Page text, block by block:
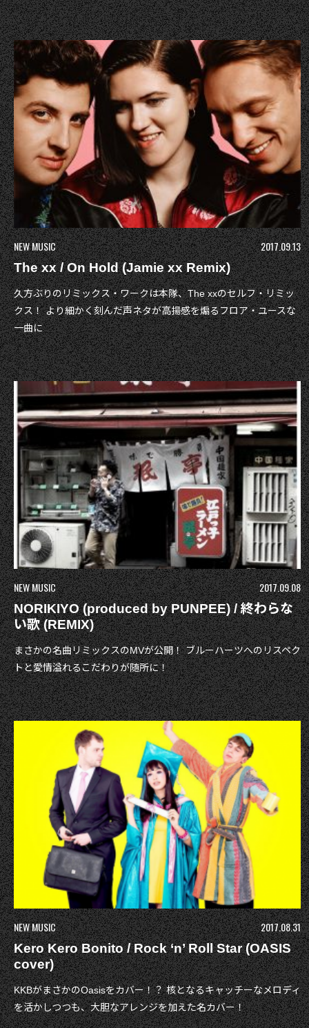
NEW MUSIC
2017.09.13
The xx / On Hold (Jamie xx Remix)
久方ぶりのリミックス・ワークは本隊、The xxのセルフ・リミッ
クス！ より細かく刻んだ声ネタが高揚感を煽るフロア・ユースな
一曲に
NEW MUSIC
2017.09.08
NORIKIYO (produced by PUNPEE) / 終わらな
い歌 (REMIX)
まさかの名曲リミックスのMVが公開！ ブルーハーツへのリスペク
トと愛情溢れるこだわりが随所に！
NEW MUSIC
2017.08.31
Kero Kero Bonito / Rock ‘n’ Roll Star (OASIS
cover)
KKBがまさかのOasisをカバー！？ 核となるキャッチーなメロディ
を活かしつつも、大胆なアレンジを加えた名カバー！